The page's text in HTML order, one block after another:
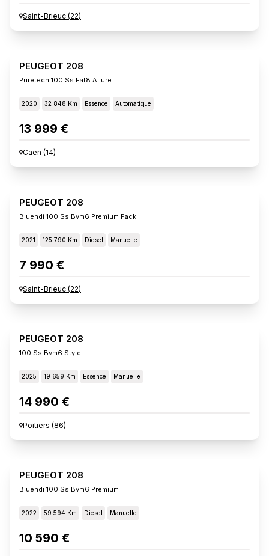
Saint-Brieuc (22)
PEUGEOT 208
Puretech 100 Ss Eat8 Allure
2020 32 848 Km Essence Automatique
13 999 €
Caen (14)
PEUGEOT 208
Bluehdi 100 Ss Bvm6 Premium Pack
2021 125 790 Km Diesel Manuelle
7 990 €
Saint-Brieuc (22)
PEUGEOT 208
100 Ss Bvm6 Style
2025 19 659 Km Essence Manuelle
14 990 €
Poitiers (86)
PEUGEOT 208
Bluehdi 100 Ss Bvm6 Premium
2022 59 594 Km Diesel Manuelle
10 590 €